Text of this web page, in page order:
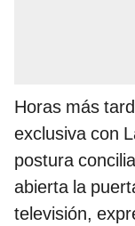
Horas más
exclusiva con
postura
abierta la
televisión,